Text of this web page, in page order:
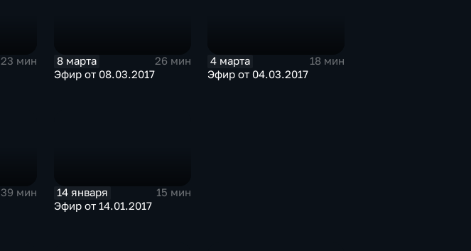
23 мин
8 марта
26 мин
Эфир от 08.03.2017
4 марта
18 мин
Эфир от 04.03.2017
39 мин
14 января
15 мин
Эфир от 14.01.2017